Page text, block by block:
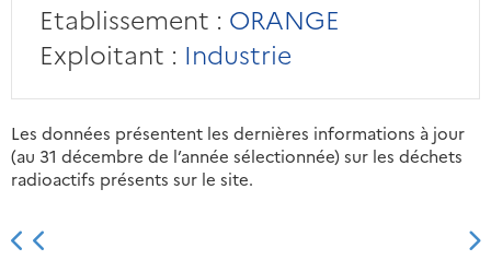
Etablissement : ORANGE
Exploitant : Industrie
Les données présentent les dernières informations à jour
(au 31 décembre de l’année sélectionnée) sur les déchets
radioactifs présents sur le site.